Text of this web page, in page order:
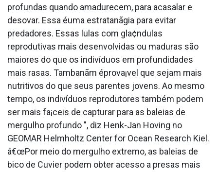
profundas quando amadurecem, para acasalar e
desovar. Essa éuma estratanãgia para evitar
predadores. Essas lulas com gla¢ndulas
reprodutivas mais desenvolvidas ou maduras são
maiores do que os indivíduos em profundidades
mais rasas. Tambanãm éprova¡vel que sejam mais
nutritivos do que seus parentes jovens. Ao mesmo
tempo, os indivíduos reprodutores também podem
ser mais fa¡ceis de capturar para as baleias de
mergulho profundo ", diz Henk-Jan Hoving no
GEOMAR Helmholtz Center for Ocean Research Kiel.
â€œPor meio do mergulho extremo, as baleias de
bico de Cuvier podem obter acesso a presas mais